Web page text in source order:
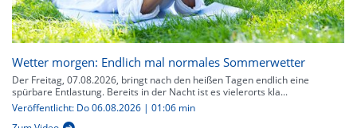
Wetter morgen: Endlich mal normales Sommerwetter
Der Freitag, 07.08.2026, bringt nach den heißen Tagen endlich eine
spürbare Entlastung. Bereits in der Nacht ist es vielerorts kla...
Veröffentlicht: Do 06.08.2026 | 01:06 min